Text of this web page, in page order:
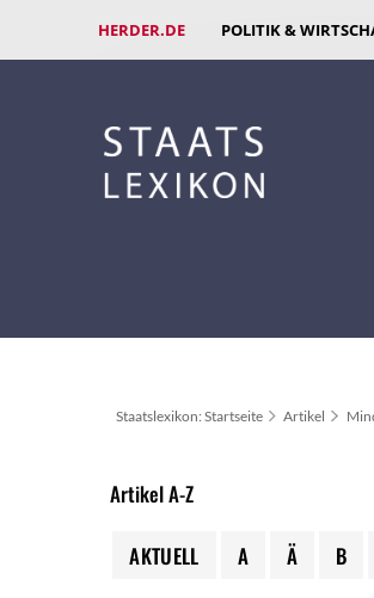
HERDER.DE POLITIK &
Staatslexikon: Startseite Artikel
Artikel A-Z
AKTUELL A Ä B